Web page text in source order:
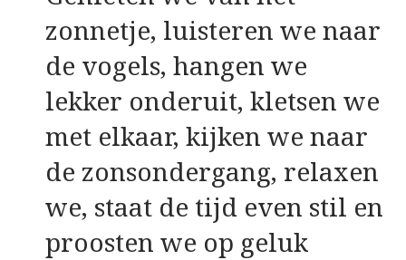
zonnetje, luisteren we naar
de vogels, hangen we
lekker onderuit, kletsen we
met elkaar, kijken we naar
de zonsondergang, relaxen
we, staat de tijd even stil en
proosten we op geluk